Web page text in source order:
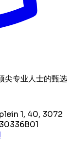
尖专业人士的甄选
1, 40, 3072